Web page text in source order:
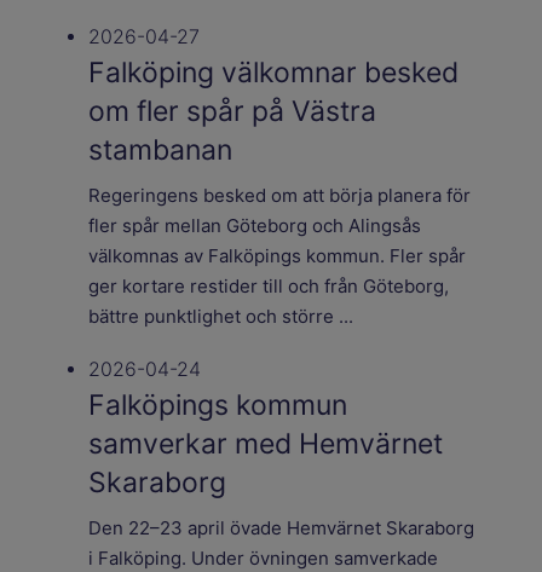
2026-04-27
Falköping välkomnar besked
om fler spår på Västra
stambanan
Regeringens besked om att börja planera för
fler spår mellan Göteborg och Alingsås
välkomnas av Falköpings kommun. Fler spår
ger kortare restider till och från Göteborg,
bättre punktlighet och större ...
2026-04-24
Falköpings kommun
samverkar med Hemvärnet
Skaraborg
Den 22–23 april övade Hemvärnet Skaraborg
i Falköping. Under övningen samverkade